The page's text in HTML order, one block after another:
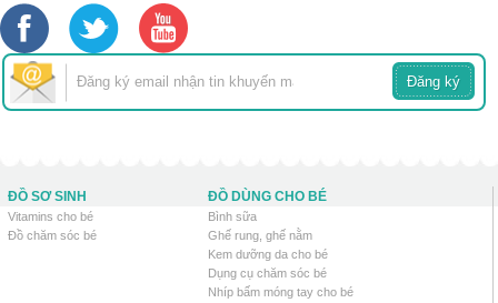
ĐỒ SƠ SINH
Vitamins cho bé
Đồ chăm sóc bé
ĐỒ DÙNG CHO BÉ
Bình sữa
Ghế rung, ghế nằm
Kem dưỡng da cho bé
Dụng cụ chăm sóc bé
Nhíp bấm móng tay cho bé